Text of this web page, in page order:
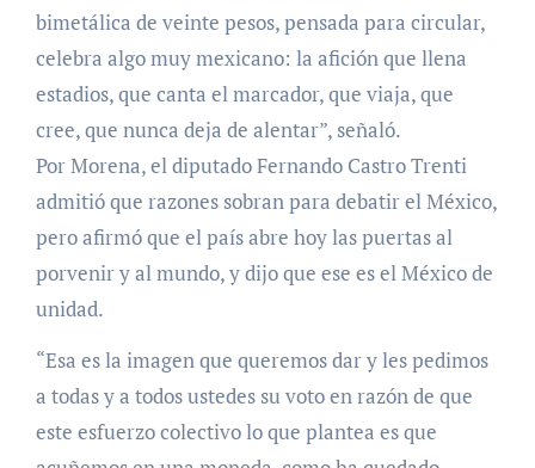
bimetálica de veinte pesos, pensada para circular,
celebra algo muy mexicano: la afición que llena
estadios, que canta el marcador, que viaja, que
cree, que nunca deja de alentar”, señaló.
Por Morena, el diputado Fernando Castro Trenti
admitió que razones sobran para debatir el México,
pero afirmó que el país abre hoy las puertas al
porvenir y al mundo, y dijo que ese es el México de
unidad.
“Esa es la imagen que queremos dar y les pedimos
a todas y a todos ustedes su voto en razón de que
este esfuerzo colectivo lo que plantea es que